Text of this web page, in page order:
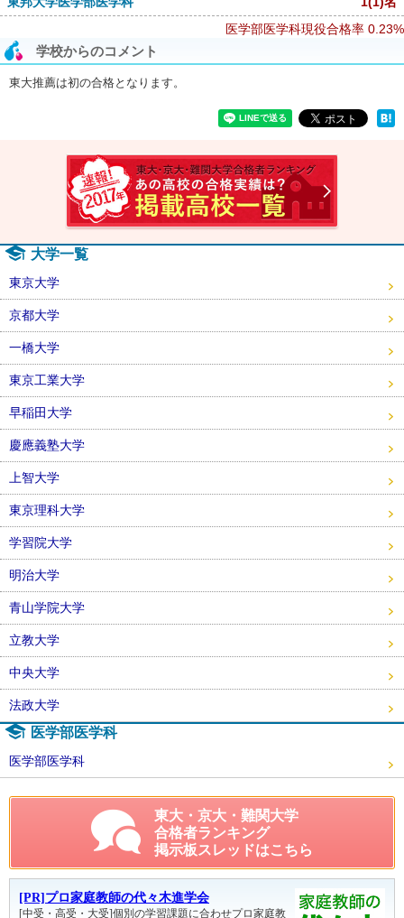
医学部医学科現役合格率 0.23%
学校からのコメント
東大推薦は初の合格となります。
大学一覧
東京大学
京都大学
一橋大学
東京工業大学
早稲田大学
慶應義塾大学
上智大学
東京理科大学
学習院大学
明治大学
青山学院大学
立教大学
中央大学
法政大学
医学部医学科
医学部医学科
東大・京大・難関大学
合格者ランキング
掲示板スレッドはこちら